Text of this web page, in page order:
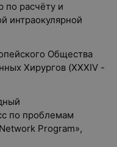
расчёту и
интраокулярной
Общества
Хирургов (XXХIV -
по проблемам
Program»,